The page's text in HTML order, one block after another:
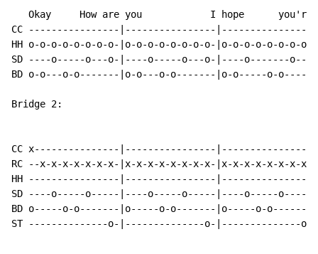
Okay     How are you            I hope      you're
CC ----------------|----------------
HH o-o-o-o-o-o-o-o-|o-o-o-o-o-o-o-o-|o-o-o-o-o-o-o-
SD ----o-----o---o-|----o-----o---o-|----o-------o---
BD o-o---o-o-------|o-o---o-o-------|o-o-----o-
Bridge 2:
CC x---------------|----------------
RC --x-x-x-x-x-x-x-|x-x-x-x-x-x-x-x-|x-x-x-x-x-x-x-
HH ----------------|----------------
SD ----o-----o-----|----o-----o-----|----o-----o-----
BD o-----o-o-------|o-----o-o-------|o-----o-
ST --------------o-|--------------o-|--------------